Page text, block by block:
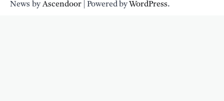
News byAscendoor | Powered byWordPress.